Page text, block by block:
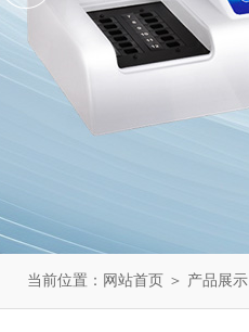
当前位置： 网站首页 ＞ 产品展示